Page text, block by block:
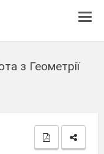
з Геометрії